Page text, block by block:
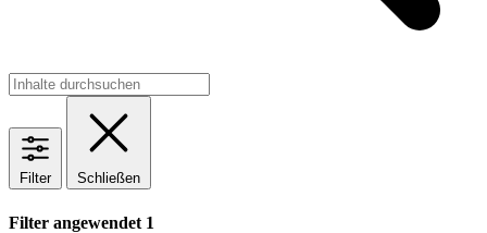
Filter Schließen
Filter angewendet 1